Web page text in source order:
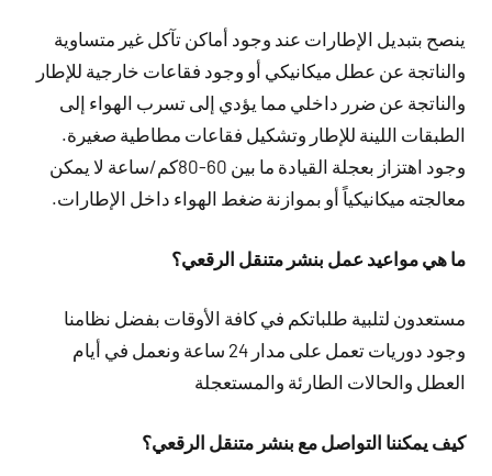
ينصح بتبديل الإطارات عند وجود أماكن تآكل غير متساوية
والناتجة عن عطل ميكانيكي أو وجود فقاعات خارجية للإطار
والناتجة عن ضرر داخلي مما يؤدي إلى تسرب الهواء إلى
الطبقات اللينة للإطار وتشكيل فقاعات مطاطية صغيرة.
وجود اهتزاز بعجلة القيادة ما بين 60-80كم/ساعة لا يمكن
معالجته ميكانيكياً أو بموازنة ضغط الهواء داخل الإطارات.
ما هي مواعيد عمل بنشر متنقل الرقعي؟
مستعدون لتلبية طلباتكم في كافة الأوقات بفضل نظامنا
وجود دوريات تعمل على مدار 24 ساعة ونعمل في أيام
العطل والحالات الطارئة والمستعجلة
كيف يمكننا التواصل مع بنشر متنقل الرقعي؟